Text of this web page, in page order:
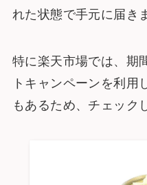
れた状態で手元に届き
特に楽天市場では、期
トキャンペーンを利用
もあるため、チェック